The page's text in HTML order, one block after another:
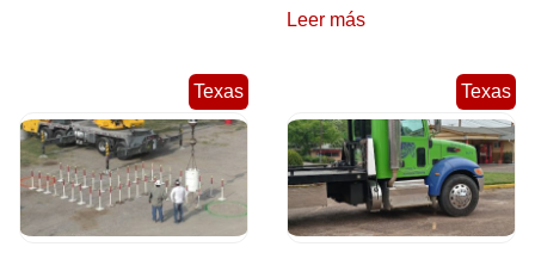
Leer más
Texas Texas